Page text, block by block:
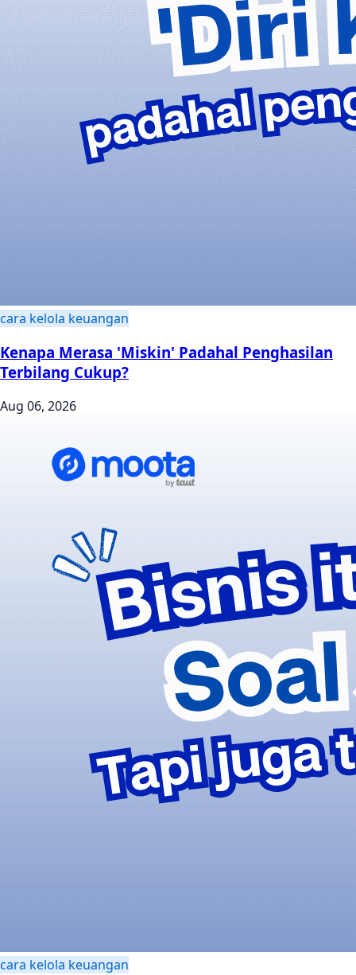
cara kelola keuangan
Kenapa Merasa 'Miskin' Padahal Penghasilan
Terbilang Cukup?
Aug 06, 2026
cara kelola keuangan